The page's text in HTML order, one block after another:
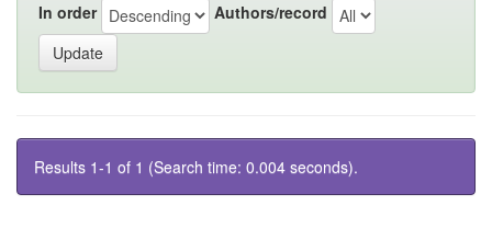
In order Authors/record
Results 1-1 of 1 (Search time: 0.004 seconds).